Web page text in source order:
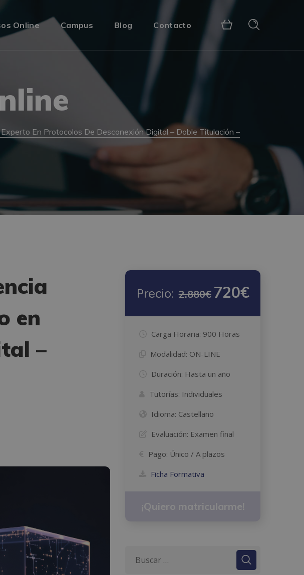
Online Campus Blog Contacto
En Protocolos De Desconexión Digital – Doble Titulación –
en
–
Precio: 2.880€ 720€
Carga Horaria: 900 Horas
Modalidad: ON-LINE
Duración: Hasta un año
Tutorías: Individuales
Idioma: Castellano
Evaluación: Examen final
Pago: Único / A plazos
Ficha Formativa
¡Quiero matricularme!